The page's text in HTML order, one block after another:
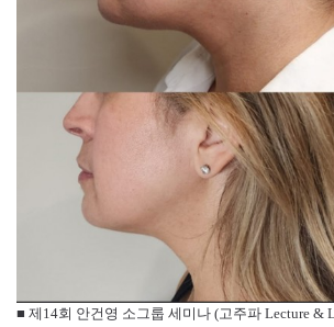
■ 제14회 안건영 소그룹 세미나 (고주파 Lecture &